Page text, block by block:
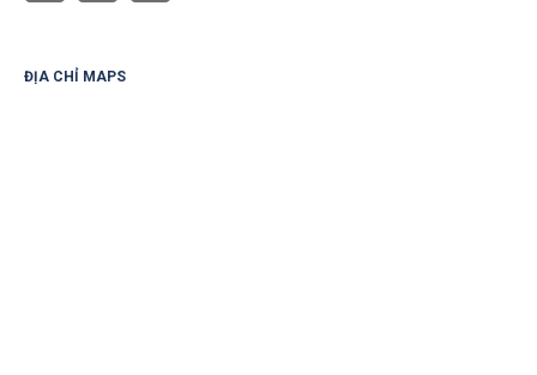
ĐỊA CHỈ MAPS